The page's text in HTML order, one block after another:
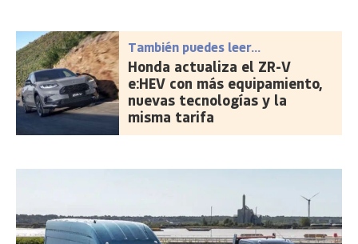
También puedes leer...
Honda actualiza el ZR-V
e:HEV con más equipamiento,
nuevas tecnologías y la
misma tarifa